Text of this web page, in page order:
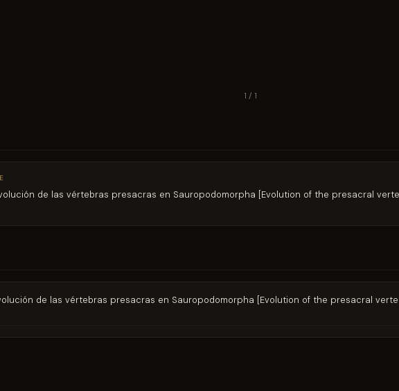
1 / 1
de las vértebras presacras en Sauropodomorpha [Evolution of the presacral
de las vértebras presacras en Sauropodomorpha [Evolution of the presacral